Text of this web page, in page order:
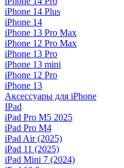
iPhone 14 Plus
iPhone 14
iPhone 13 Pro Max
iPhone 12 Pro Max
iPhone 13 Pro
iPhone 13 mini
iPhone 12 Pro
iPhone 13
Аксессуары для iPhone
IPad
iPad Pro M5 2025
iPad Pro M4
iPad Air (2025)
iPad 11 (2025)
iPad Mini 7 (2024)